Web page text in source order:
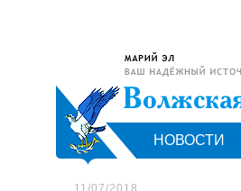
НОВОСТИ
11/07/2018